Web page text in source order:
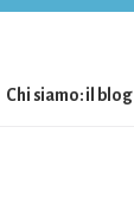
Chi siamo: il blog